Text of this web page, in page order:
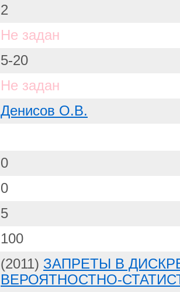
2
Не задан
5-20
Не задан
Денисов О.В.
0
0
5
100
(2011) ЗАПРЕТЫ В
ВЕРОЯТНОСТНО-